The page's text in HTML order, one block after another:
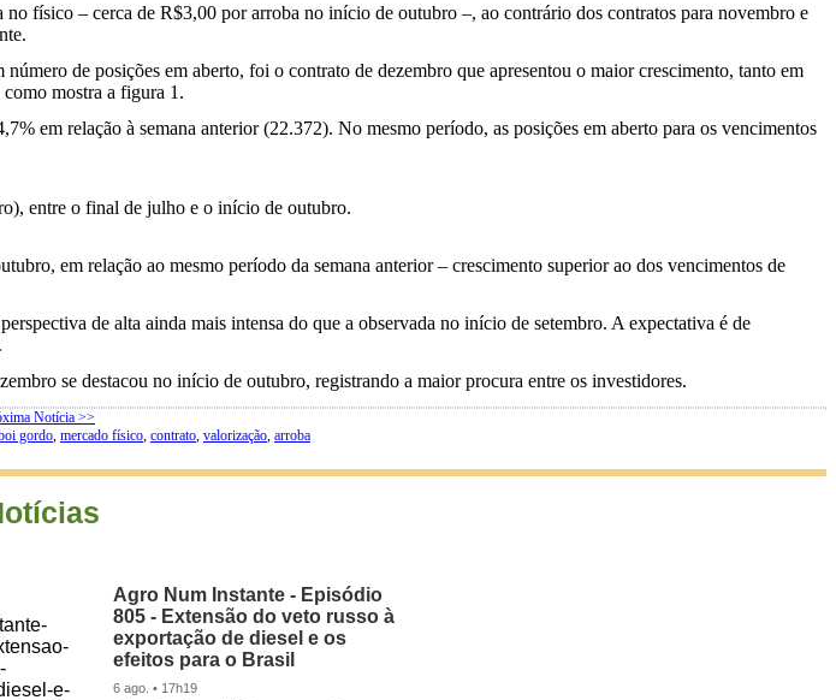
físico – cerca de R$3,00 por arroba no início de outubro –, ao contrário dos contratos para novembro e
de posições em aberto, foi o contrato de dezembro que apresentou o maior crescimento, tanto em
mostra a figura 1.
em relação à semana anterior (22.372). No mesmo período, as posições em aberto para os vencimentos
entre o final de julho e o início de outubro.
em relação ao mesmo período da semana anterior – crescimento superior ao dos vencimentos de
de alta ainda mais intensa do que a observada no início de setembro. A expectativa é de
se destacou no início de outubro, registrando a maior procura entre os investidores.
Notícia >>
gordo, mercado físico, contrato, valorização, arroba
Agro Num Instante - Episódio
805 - Extensão do veto russo à
exportação de diesel e os
efeitos para o Brasil
6 ago. • 17h19